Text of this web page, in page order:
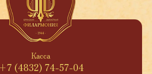
Касса
+7 (4832) 74-57-04